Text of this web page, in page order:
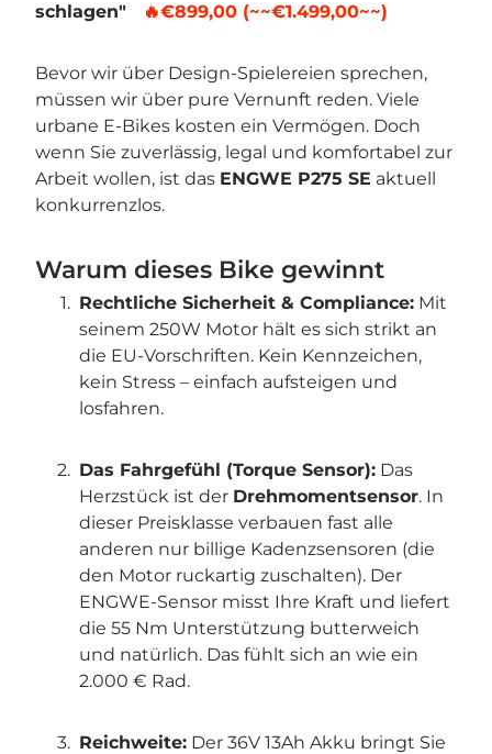
schlagen"
🔥€899,00 (~~€1.499,00~~)
Bevor wir über Design-Spielereien sprechen,
müssen wir über pure Vernunft reden. Viele
urbane E-Bikes kosten ein Vermögen. Doch
wenn Sie zuverlässig, legal und komfortabel zur
Arbeit wollen, ist das ENGWE P275 SE aktuell
konkurrenzlos.
Warum dieses Bike gewinnt
Rechtliche Sicherheit & Compliance: Mit
seinem 250W Motor hält es sich strikt an
die EU-Vorschriften. Kein Kennzeichen,
kein Stress – einfach aufsteigen und
losfahren.
Das Fahrgefühl (Torque Sensor): Das
Herzstück ist der Drehmomentsensor. In
dieser Preisklasse verbauen fast alle
anderen nur billige Kadenzsensoren (die
den Motor ruckartig zuschalten). Der
ENGWE-Sensor misst Ihre Kraft und liefert
die 55 Nm Unterstützung butterweich
und natürlich. Das fühlt sich an wie ein
2.000 € Rad.
Reichweite: Der 36V 13Ah Akku bringt Sie